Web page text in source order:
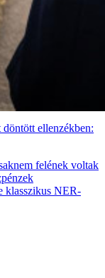
ellenzékben:
felének voltak
klasszikus NER-